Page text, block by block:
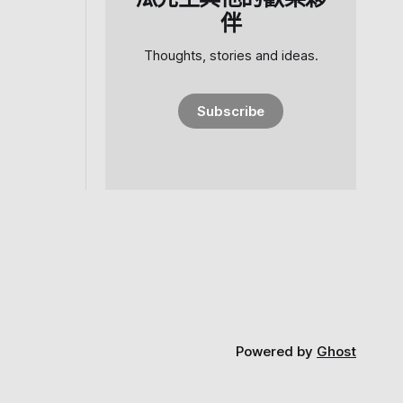
伴
Thoughts, stories and ideas.
Subscribe
Powered by Ghost